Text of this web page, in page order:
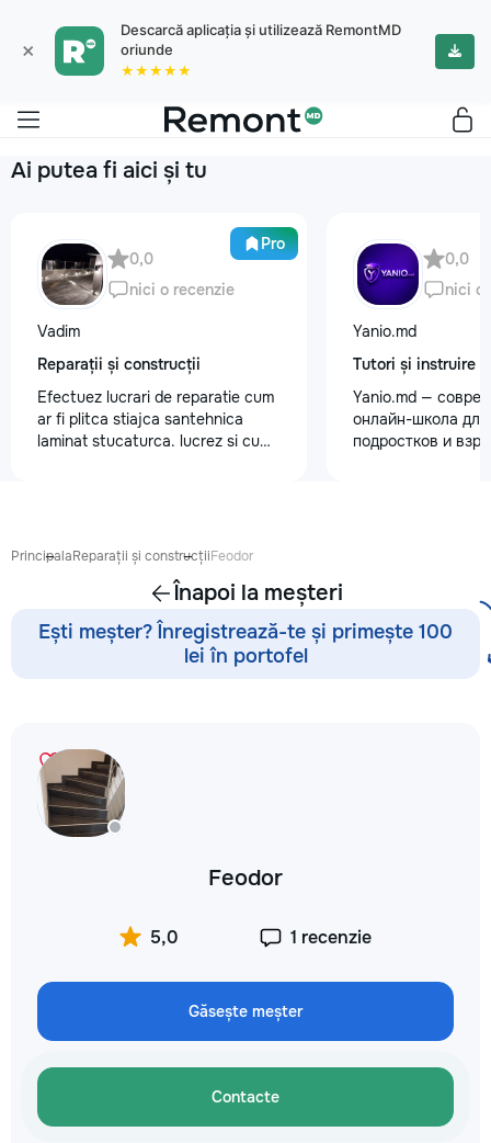
×
Descarcă aplicația și utilizează RemontMD
oriunde
★★★★★
Ai putea fi aici și tu
Pro
0,0
nici o recenzie
Vadim
Reparații și construcții
Efectuez lucrari de reparatie cum
ar fi plitca stiajca santehnica
laminat stucaturca. lucrez si cu
0,0
nici o
Yanio.md
Tutori și instruire
Yanio.md —
онлайн-школа для
подростков и
преподаватели
английскому
языку,
экзаменам и
✔ Обучение
PrincipalaReparații și construcțiiFeodor
Înapoi la meșteri
Ești meșter? Înregistrează-te și primește 100
lei în portofel
Feodor
5,0 1 recenzie
Găsește meșter
Contacte